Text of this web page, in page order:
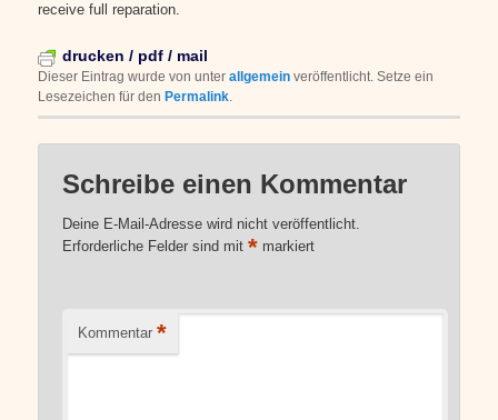
receive full reparation.
drucken / pdf / mail
Dieser Eintrag wurde vonunterallgemein veröffentlicht. Setze ein
Lesezeichen für den Permalink.
Schreibe einen Kommentar
Deine E-Mail-Adresse wird nicht veröffentlicht.
Erforderliche Felder sind mit* markiert
Kommentar *